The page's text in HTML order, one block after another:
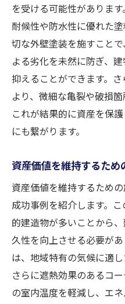
を受ける可能性がありま
耐候性や防水性に優れた
切な外壁塗装を施すこと
よる劣化を未然に防ぎ、
抑えることができます。
より、微細な亀裂や破損
これが結果的に資産を保
にも繋がります。
資産価値を維持するため
資産価値を維持するため
成功事例を紹介します。
的建造物が多いことから
久性を向上させる必要が
は、地域特有の気候に適
さらに遮熱効果のあるコ
の室内温度を軽減し、エ